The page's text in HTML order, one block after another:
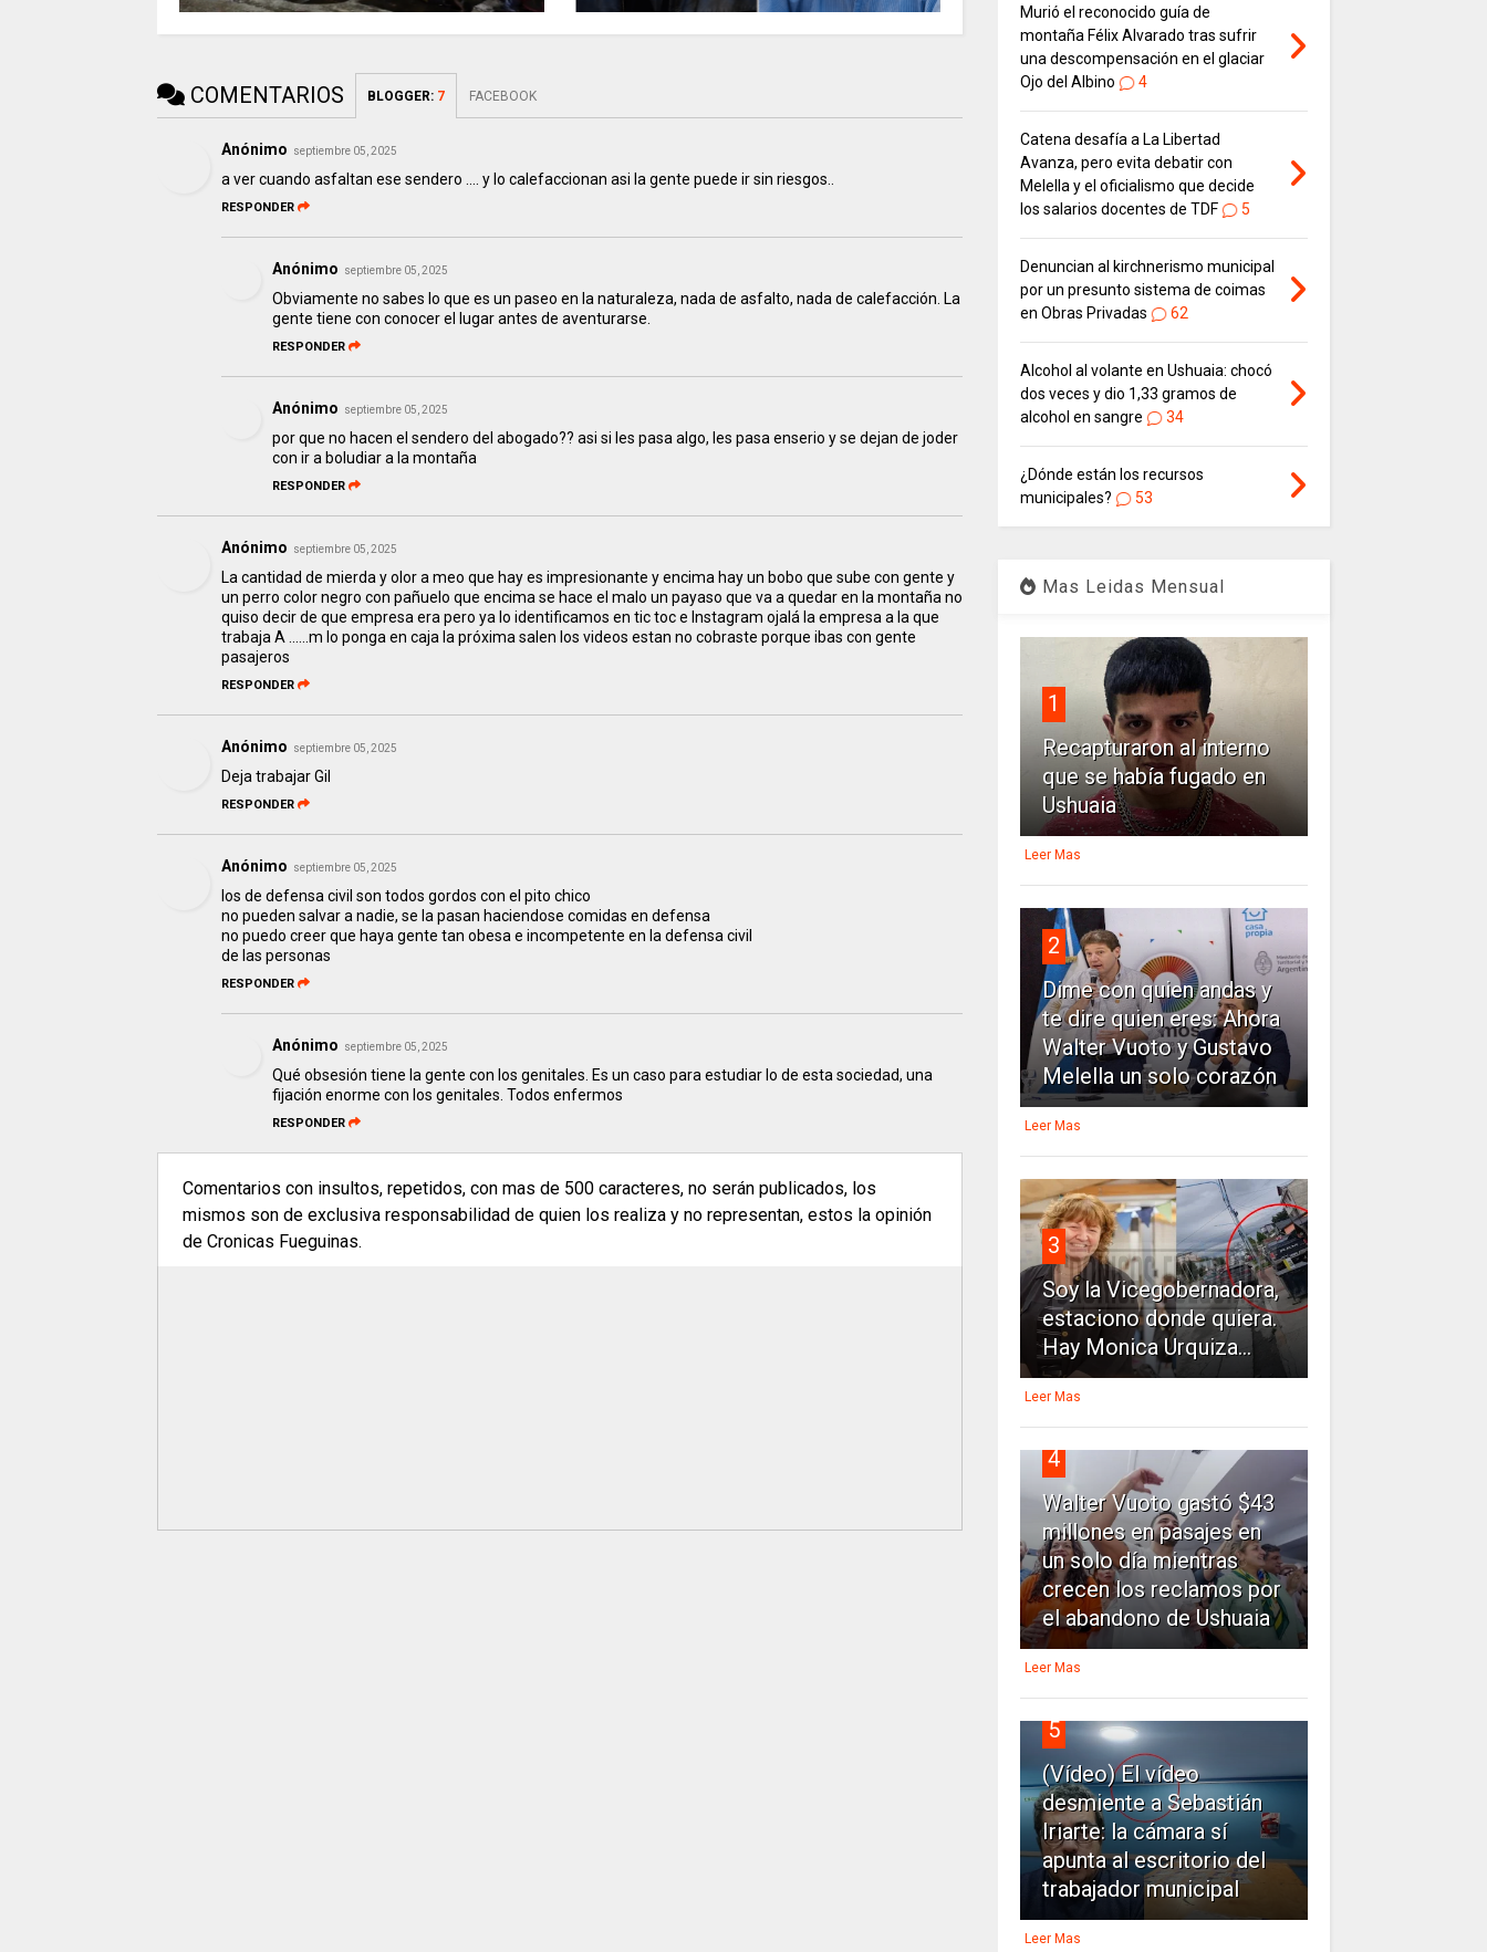
COMENTARIOS BLOGGER: 7 FACEBOOK
Anónimo septiembre 05, 2025
a ver cuando asfaltan ese sendero .... y lo calefaccionan asi la gente puede ir sin riesgos..
RESPONDER
Anónimo septiembre 05, 2025
Obviamente no sabes lo que es un paseo en la naturaleza, nada de asfalto, nada de calefacción. La
gente tiene con conocer el lugar antes de aventurarse.
RESPONDER
Anónimo septiembre 05, 2025
por que no hacen el sendero del abogado?? asi si les pasa algo, les pasa enserio y se dejan de joder
con ir a boludiar a la montaña
RESPONDER
Anónimo septiembre 05, 2025
La cantidad de mierda y olor a meo que hay es impresionante y encima hay un bobo que sube con gente y
un perro color negro con pañuelo que encima se hace el malo un payaso que va a quedar en la montaña no
quiso decir de que empresa era pero ya lo identificamos en tic toc e Instagram ojalá la empresa a la que
trabaja A ......m lo ponga en caja la próxima salen los videos estan no cobraste porque ibas con gente
pasajeros
RESPONDER
Anónimo septiembre 05, 2025
Deja trabajar Gil
RESPONDER
Anónimo septiembre 05, 2025
los de defensa civil son todos gordos con el pito chico
no pueden salvar a nadie, se la pasan haciendose comidas en defensa
no puedo creer que haya gente tan obesa e incompetente en la defensa civil
de las personas
RESPONDER
Anónimo septiembre 05, 2025
Qué obsesión tiene la gente con los genitales. Es un caso para estudiar lo de esta sociedad, una
fijación enorme con los genitales. Todos enfermos
RESPONDER
Comentarios con insultos, repetidos, con mas de 500 caracteres, no serán publicados, los
mismos son de exclusiva responsabilidad de quien los realiza y no representan, estos la opinión
de Cronicas Fueguinas.
Murió el reconocido guía de
montaña Félix Alvarado tras sufrir
una descompensación en el glaciar
Ojo del Albino
4
Catena desafía a La Libertad
Avanza, pero evita debatir con
Melella y el oficialismo que decide
los salarios docentes de TDF
5
Denuncian al kirchnerismo municipal
por un presunto sistema de coimas
en Obras Privadas
62
Alcohol al volante en Ushuaia: chocó
dos veces y dio 1,33 gramos de
alcohol en sangre
34
¿Dónde están los recursos
municipales?
53
Mas Leidas Mensual
1
Recapturaron al interno
que se había fugado en
Ushuaia
Leer Mas
2
Dime con quien andas y
te dire quien eres: Ahora
Walter Vuoto y Gustavo
Melella un solo corazón
Leer Mas
3
Soy la Vicegobernadora,
estaciono donde quiera.
Hay Monica Urquiza...
Leer Mas
4
Walter Vuoto gastó $43
millones en pasajes en
un solo día mientras
crecen los reclamos por
el abandono de Ushuaia
Leer Mas
5
(Vídeo) El vídeo
desmiente a Sebastián
Iriarte: la cámara sí
apunta al escritorio del
trabajador municipal
Leer Mas